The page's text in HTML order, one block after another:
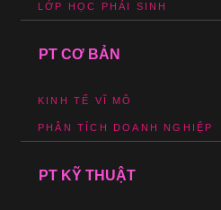
LỚP HỌC PHÁI SINH
PT CƠ BẢN
KINH TẾ VĨ MÔ
PHÂN TÍCH DOANH NGHIỆP
PT KỸ THUẬT